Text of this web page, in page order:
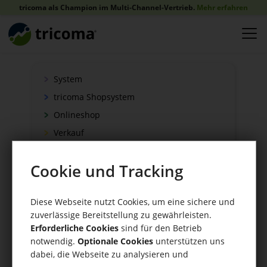
tricoma als Champion im Multi-Channel-Vertrieb. Mehr erfahren
System
tricoma Shopsystem
Onlineshop
Verkauf
Zahlung
WaWi/CRM
CRM Tools
Cookie und Tracking
Diese Webseite nutzt Cookies, um eine sichere und
zuverlässige Bereitstellung zu gewährleisten.
Erforderliche Cookies sind für den Betrieb
notwendig. Optionale Cookies unterstützen uns
dabei, die Webseite zu analysieren und